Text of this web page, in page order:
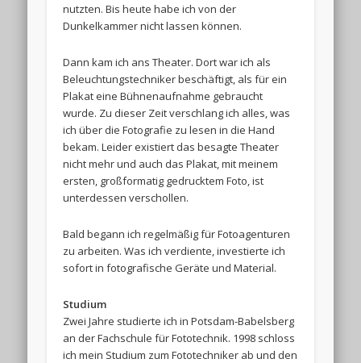
nutzten. Bis heute habe ich von der
Dunkelkammer nicht lassen können.
Dann kam ich ans Theater. Dort war ich als
Beleuchtungstechniker beschäftigt, als für ein
Plakat eine Bühnenaufnahme gebraucht
wurde. Zu dieser Zeit verschlang ich alles, was
ich über die Fotografie zu lesen in die Hand
bekam. Leider existiert das besagte Theater
nicht mehr und auch das Plakat, mit meinem
ersten, großformatig gedrucktem Foto, ist
unterdessen verschollen.
Bald begann ich regelmäßig für Fotoagenturen
zu arbeiten. Was ich verdiente, investierte ich
sofort in fotografische Geräte und Material.
Studium
Zwei Jahre studierte ich in Potsdam-Babelsberg
an der Fachschule für Fototechnik. 1998 schloss
ich mein Studium zum Fototechniker ab und den